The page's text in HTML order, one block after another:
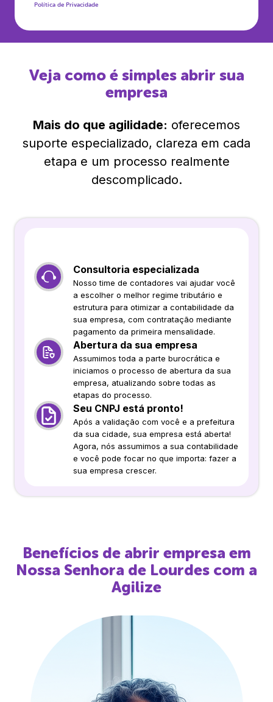
Política de Privacidade
Veja como é simples abrir sua
empresa
Mais do que agilidade: oferecemos
suporte especializado, clareza em cada
etapa e um processo realmente
descomplicado.
Consultoria especializada
Nosso time de contadores vai ajudar você
a escolher o melhor regime tributário e
estrutura para otimizar a contabilidade da
sua empresa, com contratação mediante
pagamento da primeira mensalidade.
Abertura da sua empresa
Assumimos toda a parte burocrática e
iniciamos o processo de abertura da sua
empresa, atualizando sobre todas as
etapas do processo.
Seu CNPJ está pronto!
Após a validação com você e a prefeitura
da sua cidade, sua empresa está aberta!
Agora, nós assumimos a sua contabilidade
e você pode focar no que importa: fazer a
sua empresa crescer.
Benefícios de abrir empresa em
Nossa Senhora de Lourdes com a
Agilize